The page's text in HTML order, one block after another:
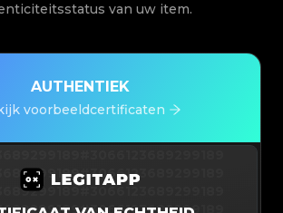
van uw item.
AUTHENTIEK
voorbeeldcertificaten
#3066123689299189
#3066123689299189
#3066123689299189